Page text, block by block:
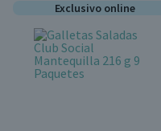
Exclusivo online